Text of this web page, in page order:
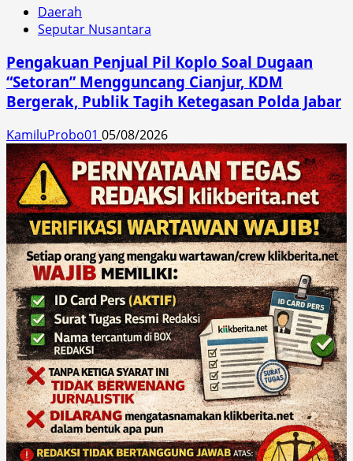
Daerah
Seputar Nusantara
Pengakuan Penjual Pil Koplo Soal Dugaan
“Setoran” Mengguncang Cianjur, KDM
Bergerak, Publik Tagih Ketegasan Polda Jabar
KamiluProbo01 05/08/2026